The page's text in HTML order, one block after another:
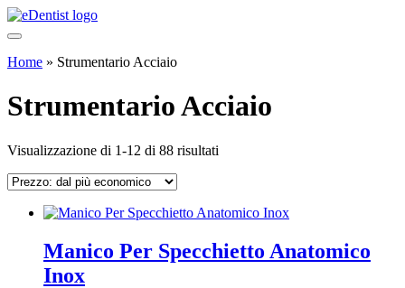
Home » Strumentario Acciaio
Strumentario Acciaio
Visualizzazione di 1-12 di 88 risultati
Manico Per Specchietto Anatomico
Inox